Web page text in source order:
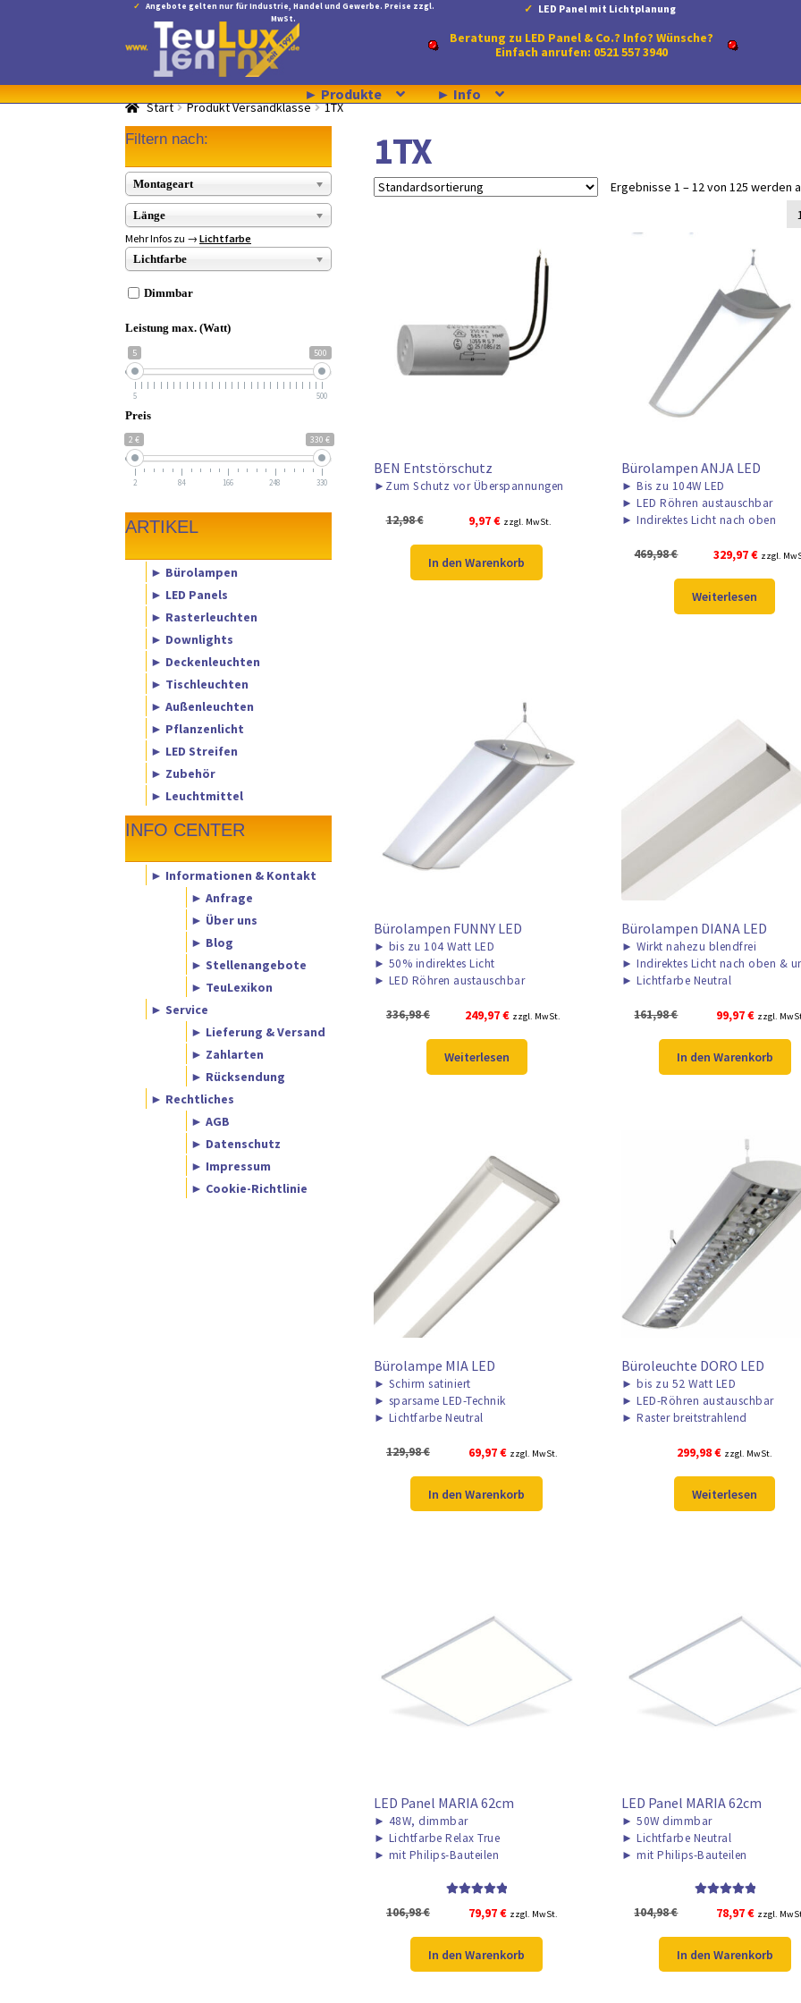
Angebote gelten nur für Industrie, Handel und Gewerbe. Preise zzgl.
MwSt.
LED Panel mit Lichtplanung
Navigation
springen
Inhalt
springen
Beratung zu LED Panel & Co.? Info? Wünsche?
Einfach anrufen: 0521 557 3940
► Produkte ► Info
Start Produkt Versandklasse 1TX
1TX
Ergebnisse 1 – 12 von 125 werden
BEN Entstörschutz
► Zum Schutz vor Überspannungen
12,98€
Ursprünglicher
war:
12,98 €
9,97€Aktueller
ist:
9,97 €.
zzgl. MwSt.
In den Warenkorb
Bürolampen ANJA LED
► Bis zu 104W LED
► LED Röhren austauschbar
► Indirektes Licht nach oben
469,98€
Ursprünglicher
war:
469,98 €
329,97€
329,97 €.
zzgl.
Weiterlesen
Bürolampen FUNNY LED
► bis zu 104 Watt LED
► 50% indirektes Licht
► LED Röhren austauschbar
336,98€
Ursprünglicher
war:
336,98 €
249,97€Aktueller
249,97 €.
zzgl. MwSt.
Weiterlesen
Bürolampen DIANA LED
► Wirkt nahezu blendfrei
► Indirektes Licht nach oben &
► Lichtfarbe Neutral
161,98€
Ursprünglicher
war:
161,98 €
99,97€
ist:
99,97 €.
zzgl.
In den Warenkorb
Bürolampe MIA LED
► Schirm satiniert
► sparsame LED-Technik
► Lichtfarbe Neutral
129,98€
Ursprünglicher
war:
129,98 €
69,97€Aktueller
ist:
69,97 €.
zzgl. MwSt.
In den Warenkorb
Büroleuchte DORO LED
► bis zu 52 Watt LED
► LED-Röhren austauschbar
► Raster breitstrahlend
299,98€ zzgl. MwSt.
Weiterlesen
LED Panel MARIA 62cm
► 48W, dimmbar
► Lichtfarbe Relax True
► mit Philips-Bauteilen
von 5
106,98€
Ursprünglicher
war:
106,98 €
79,97€Aktueller
ist:
79,97 €.
zzgl. MwSt.
In den Warenkorb
LED Panel MARIA 62cm
► 50W dimmbar
► Lichtfarbe Neutral
► mit Philips-Bauteilen
von 5
104,98€
Ursprünglicher
war:
104,98 €
78,97€
ist:
78,97 €.
zzgl.
In den Warenkorb
Filtern nach:
Montageart
Länge
Mehr Infos zu →Lichtfarbe
Lichtfarbe
Dimmbar
Leistung max. (Watt)
5 500
5 500
Preis
2 € 330 €
2 84 166 248 330
ARTIKEL
► Bürolampen
► LED Panels
► Rasterleuchten
► Downlights
► Deckenleuchten
► Tischleuchten
► Außenleuchten
► Pflanzenlicht
► LED Streifen
► Zubehör
► Leuchtmittel
INFO CENTER
► Informationen & Kontakt
► Anfrage
► Über uns
► Blog
► Stellenangebote
► TeuLexikon
► Service
► Lieferung & Versand
► Zahlarten
► Rücksendung
► Rechtliches
► AGB
► Datenschutz
► Impressum
► Cookie-Richtlinie